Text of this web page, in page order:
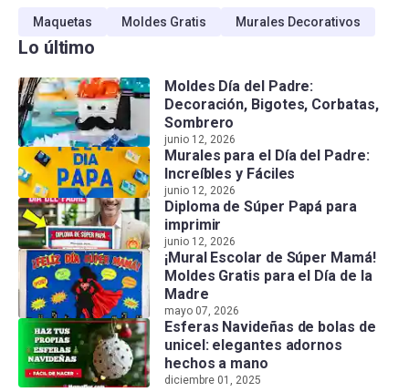
Maquetas Moldes Gratis Murales Decorativos
Lo último
Moldes Día del Padre:
Decoración, Bigotes, Corbatas,
Sombrero
junio 12, 2026
Murales para el Día del Padre:
Increíbles y Fáciles
junio 12, 2026
Diploma de Súper Papá para
imprimir
junio 12, 2026
¡Mural Escolar de Súper Mamá!
Moldes Gratis para el Día de la
Madre
mayo 07, 2026
Esferas Navideñas de bolas de
unicel: elegantes adornos
hechos a mano
diciembre 01, 2025